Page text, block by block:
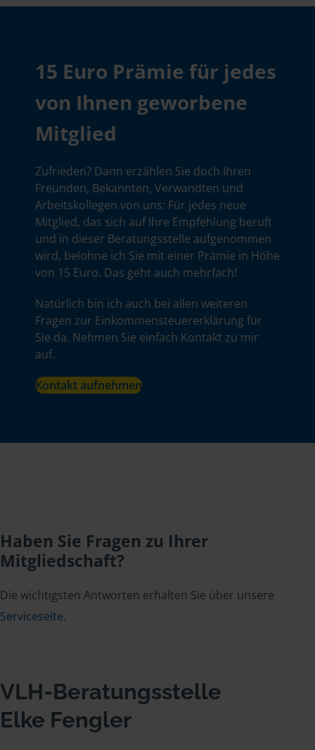
15 Euro Prämie für jedes
von Ihnen geworbene
Mitglied
Zufrieden? Dann erzählen Sie doch Ihren
Freunden, Bekannten, Verwandten und
Arbeitskollegen von uns: Für jedes neue
Mitglied, das sich auf Ihre Empfehlung beruft
und in dieser Beratungsstelle aufgenommen
wird, belohne ich Sie mit einer Prämie in Höhe
von 15 Euro. Das geht auch mehrfach!
Natürlich bin ich auch bei allen weiteren
Fragen zur Einkommensteuererklärung für
Sie da. Nehmen Sie einfach Kontakt zu mir
auf.
Kontakt aufnehmen
Haben Sie Fragen zu Ihrer
Mitgliedschaft?
Die wichtigsten Antworten erhalten Sie über unsere
Serviceseite.
VLH-Beratungsstelle
Elke Fengler